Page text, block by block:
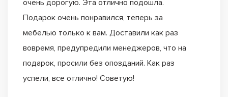
очень дорогую. Эта отлично подошла.
Подарок очень понравился, теперь за
мебелью только к вам. Доставили как раз
вовремя, предупредили менеджеров, что на
подарок, просили без опозданий. Как раз
успели, все отлично! Советую!